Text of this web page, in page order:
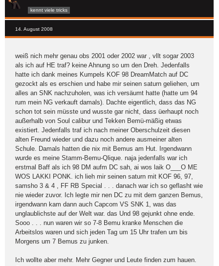
kennt viele tricks
14. August 2008
weiß nich mehr genau obs 2001 oder 2002 war , vllt sogar 2003
als ich auf HE traf? keine Ahnung so um den Dreh. Jedenfalls
hatte ich dank meines Kumpels KOF 98 DreamMatch auf DC
gezockt als es erschien und habe mir seinen saturn geliehen, um
alles an SNK nachzuholen, was ich versäumt hatte (hatte um 94
rum mein NG verkauft damals). Dachte eigentlich, dass das NG
schon tot sein müsste und wusste gar nicht, dass üerhaupt noch
außerhalb von Soul calibur und Tekken Bemü-mäßig etwas
existiert. Jedenfalls traf ich nach meiner Oberschulzeit diesen
alten Freund wieder und dazu noch andere ausmeiner alten
Schule. Damals hatten die nix mit Bemus am Hut. Irgendwann
wurde es meine Stamm-Bemu-Qlique. naja jedenfalls war ich
erstmal Baff als ich 98 DM aufm DC sah, ai wos laik O___O ME
WOS LAKKI PONK. ich lieh mir seinen saturn mit KOF 96, 97,
samsho 3 & 4 , FF RB Special . . . danach war ich so geflasht wie
nie wieder zuvor. Ich legte mir nen DC zu mit dem ganzen Bemus,
irgendwann kam dann auch Capcom VS SNK 1, was das
unglaublichste auf der Welt war. das Und 98 gejunkt ohne ende.
Sooo . . . nun waren wir so 7-8 Bemu kranke Menschen die
Arbeitslos waren und sich jeden Tag um 15 Uhr trafen um bis
Morgens um 7 Bemus zu junken.
Ich wollte aber mehr. Mehr Gegner und Leute finden zum hauen.